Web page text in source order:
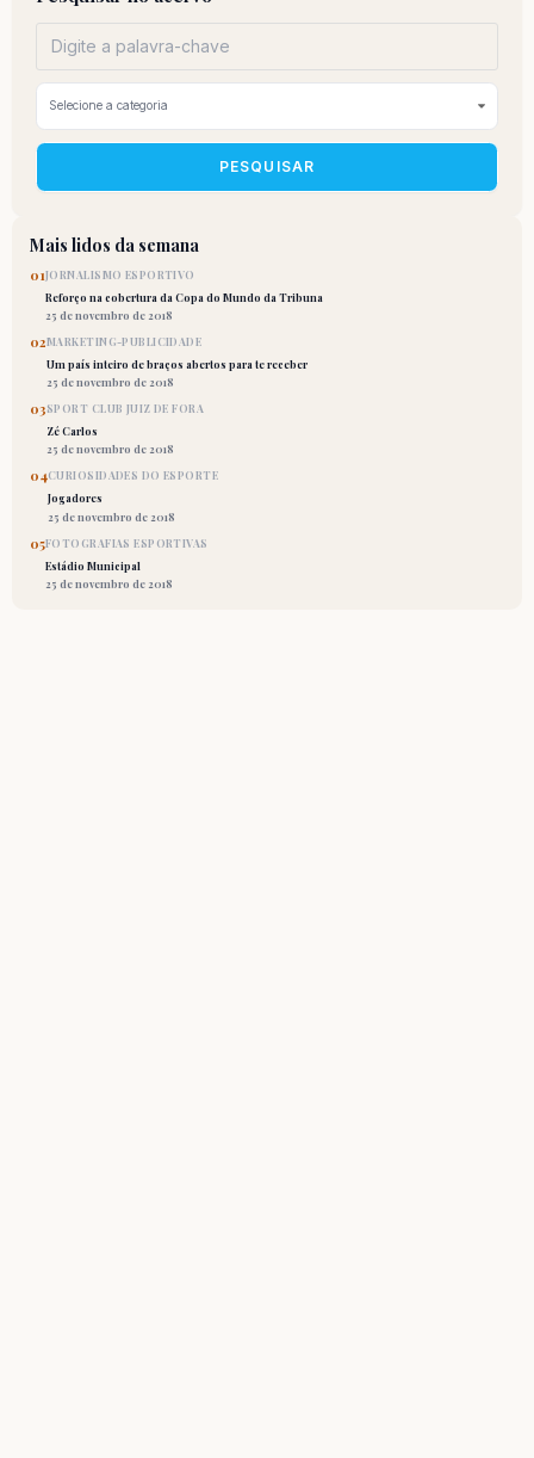
PESQUISAR
Mais lidos da semana
01JORNALISMO ESPORTIVO
Reforço na cobertura da Copa do Mundo da Tribuna
25 de novembro de 2018
02MARKETING-PUBLICIDADE
Um país inteiro de braços abertos para te receber
25 de novembro de 2018
03SPORT CLUB JUIZ DE FORA
Zé Carlos
25 de novembro de 2018
04CURIOSIDADES DO ESPORTE
Jogadores
25 de novembro de 2018
05FOTOGRAFIAS ESPORTIVAS
Estádio Municipal
25 de novembro de 2018